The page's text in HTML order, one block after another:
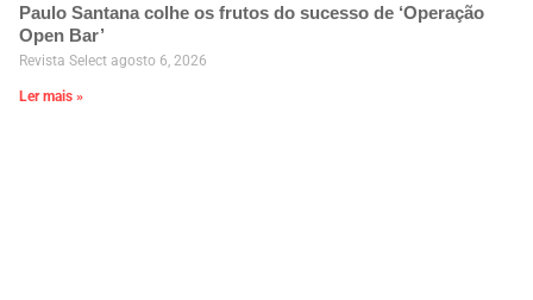
Paulo Santana colhe os frutos do sucesso de ‘Operação
Open Bar’
Revista Select agosto 6, 2026
Ler mais »